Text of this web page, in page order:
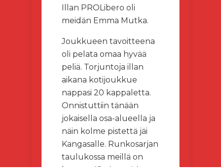
Illan PROLibero oli
meidän Emma Mutka.
Joukkueen tavoitteena
oli pelata omaa hyvää
peliä. Torjuntoja illan
aikana kotijoukkue
nappasi 20 kappaletta.
Onnistuttiin tänään
jokaisella osa-alueella ja
näin kolme pistettä jäi
Kangasalle. Runkosarjan
taulukossa meillä on